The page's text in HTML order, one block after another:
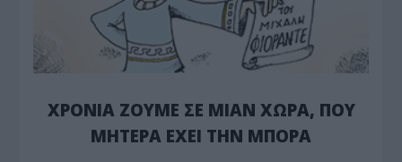
ΧΡΟΝΙΑ ΖΟΥΜΕ ΣΕ ΜΙΑΝ ΧΩΡΑ, ΠΟΥ
ΜΗΤΕΡΑ ΕΧΕΙ ΤΗΝ ΜΠΟΡΑ